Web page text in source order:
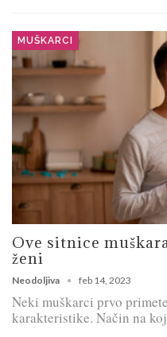
MUŠKARCI
Ove sitnice
ženi
Neodoljiva feb 14, 2023
Neki muškarci prvo
karakteristike. Način na